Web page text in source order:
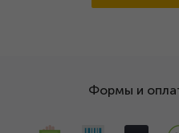
Формы и